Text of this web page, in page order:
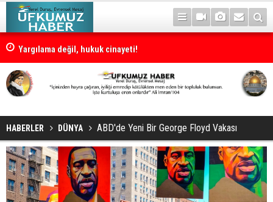
Yargılama değil, hukuk cinayeti!
HABERLER DÜNYA ABD'de Yeni Bir George Floyd Vakası